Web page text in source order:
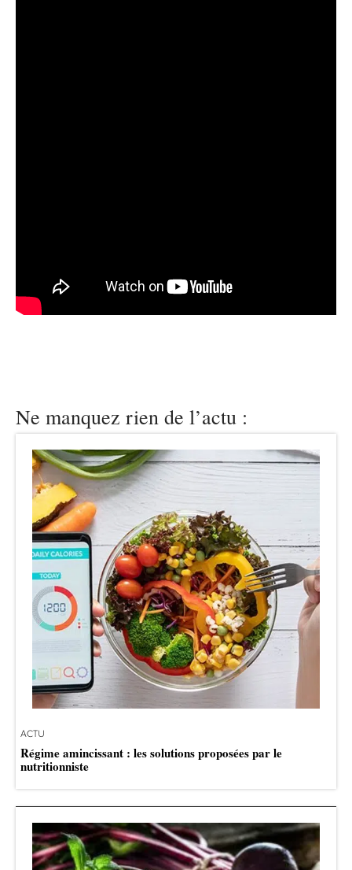
Ne manquez rien de l’actu :
ACTU
Régime amincissant : les solutions proposées par le
nutritionniste